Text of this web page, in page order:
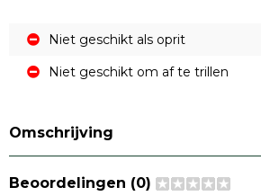
Niet geschikt als oprit
Niet geschikt om af te trillen
Omschrijving
Beoordelingen (0)